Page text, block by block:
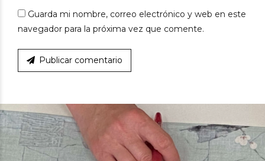
Guarda mi nombre, correo electrónico y web en este
navegador para la próxima vez que comente.
Publicar comentario